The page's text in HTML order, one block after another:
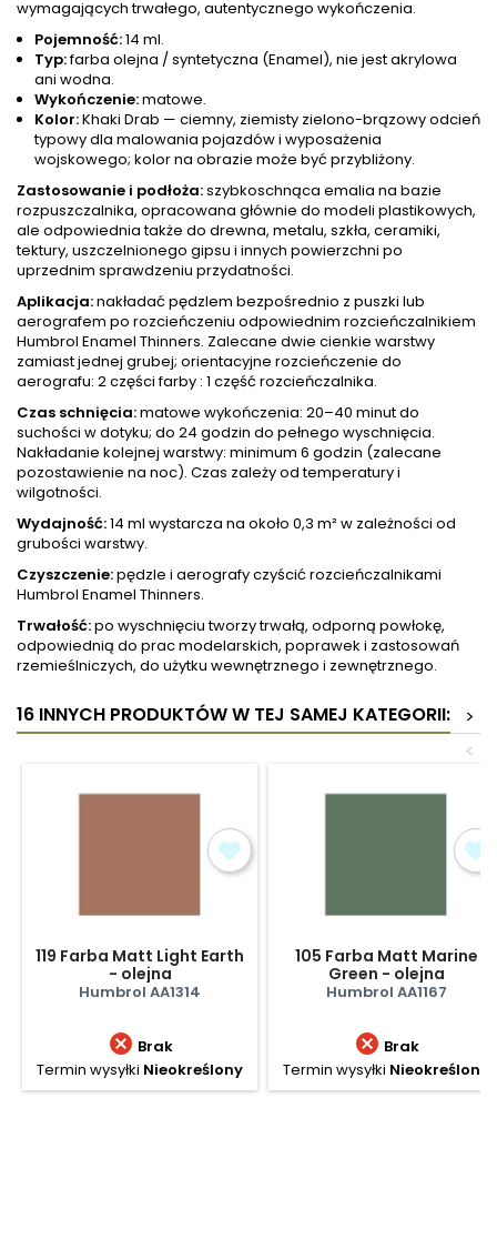
wymagających trwałego, autentycznego wykończenia.
Pojemność:14 ml.
Typ:farba olejna / syntetyczna (Enamel), nie jest akrylowa
ani wodna.
Wykończenie:matowe.
Kolor:Khaki Drab — ciemny, ziemisty zielono-brązowy odcień
typowy dla malowania pojazdów i wyposażenia
wojskowego; kolor na obrazie może być przybliżony.
Zastosowanie i podłoża:szybkoschnąca emalia na bazie
rozpuszczalnika, opracowana głównie do modeli plastikowych,
ale odpowiednia także do drewna, metalu, szkła, ceramiki,
tektury, uszczelnionego gipsu i innych powierzchni po
uprzednim sprawdzeniu przydatności.
Aplikacja:nakładać pędzlem bezpośrednio z puszki lub
aerografem po rozcieńczeniu odpowiednim rozcieńczalnikiem
Humbrol Enamel Thinners. Zalecane dwie cienkie warstwy
zamiast jednej grubej; orientacyjne rozcieńczenie do
aerografu: 2 części farby : 1 część rozcieńczalnika.
Czas schnięcia:matowe wykończenia: 20–40 minut do
suchości w dotyku; do 24 godzin do pełnego wyschnięcia.
Nakładanie kolejnej warstwy: minimum 6 godzin (zalecane
pozostawienie na noc). Czas zależy od temperatury i
wilgotności.
Wydajność:14 ml wystarcza na około 0,3 m² w zależności od
grubości warstwy.
Czyszczenie:pędzle i aerografy czyścić rozcieńczalnikami
Humbrol Enamel Thinners.
Trwałość:po wyschnięciu tworzy trwałą, odporną powłokę,
odpowiednią do prac modelarskich, poprawek i zastosowań
rzemieślniczych, do użytku wewnętrznego i zewnętrznego.
16 INNYCH PRODUKTÓW W TEJ SAMEJ KATEGORII:
>
<
119 Farba Matt Light Earth
- olejna
Humbrol AA1314
 Brak
Termin wysyłki Nieokreślony
105 Farba Matt Marine
Green - olejna
Humbrol AA1167
 Brak
Termin wysyłki Nieokreślony